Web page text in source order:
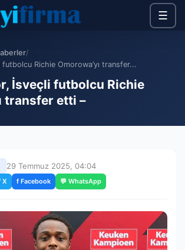
☰
/
Richie Omorowa’yı transfer...
İsveçli futbolcu Richie
transfer etti –
29 Temmuz 2025, 04:04
X f Facebook 💬 WhatsApp